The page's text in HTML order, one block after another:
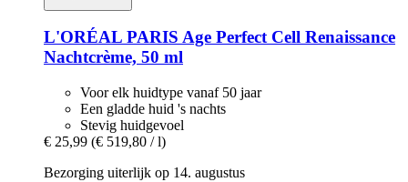
L'ORÉAL PARIS Age Perfect Cell Renaissance
Nachtcrème, 50 ml
Voor elk huidtype vanaf 50 jaar
Een gladde huid 's nachts
Stevig huidgevoel
€ 25,99 (€ 519,80 / l)
Bezorging uiterlijk op 14. augustus